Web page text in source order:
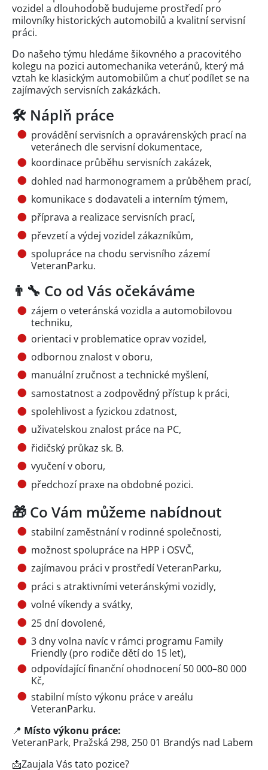
vozidel a dlouhodobě budujeme prostředí pro
milovníky historických automobilů a kvalitní servisní
práci.
Do našeho týmu hledáme šikovného a pracovitého
kolegu na pozici automechanika veteránů, který má
vztah ke klasickým automobilům a chuť podílet se na
zajímavých servisních zakázkách.
🛠 Náplň práce
provádění servisních a opravárenských prací na
veteránech dle servisní dokumentace,
koordinace průběhu servisních zakázek,
dohled nad harmonogramem a průběhem prací,
komunikace s dodavateli a interním týmem,
příprava a realizace servisních prací,
převzetí a výdej vozidel zákazníkům,
spolupráce na chodu servisního zázemí
VeteranParku.
👨‍🔧 Co od Vás očekáváme
zájem o veteránská vozidla a automobilovou
techniku,
orientaci v problematice oprav vozidel,
odbornou znalost v oboru,
manuální zručnost a technické myšlení,
samostatnost a zodpovědný přístup k práci,
spolehlivost a fyzickou zdatnost,
uživatelskou znalost práce na PC,
řidičský průkaz sk. B.
vyučení v oboru,
předchozí praxe na obdobné pozici.
🎁 Co Vám můžeme nabídnout
stabilní zaměstnání v rodinné společnosti,
možnost spolupráce na HPP i OSVČ,
zajímavou práci v prostředí VeteranParku,
práci s atraktivními veteránskými vozidly,
volné víkendy a svátky,
25 dní dovolené,
3 dny volna navíc v rámci programu Family
Friendly (pro rodiče dětí do 15 let),
odpovídající finanční ohodnocení 50 000–80 000
Kč,
stabilní místo výkonu práce v areálu
VeteranParku.
📍 Místo výkonu práce:
VeteranPark, Pražská 298, 250 01 Brandýs nad Labem
📩Zaujala Vás tato pozice?